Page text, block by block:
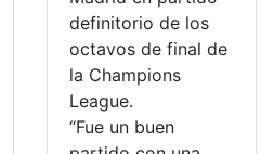
definitorio de los
octavos de final de
la Champions
League.
“Fue un buen